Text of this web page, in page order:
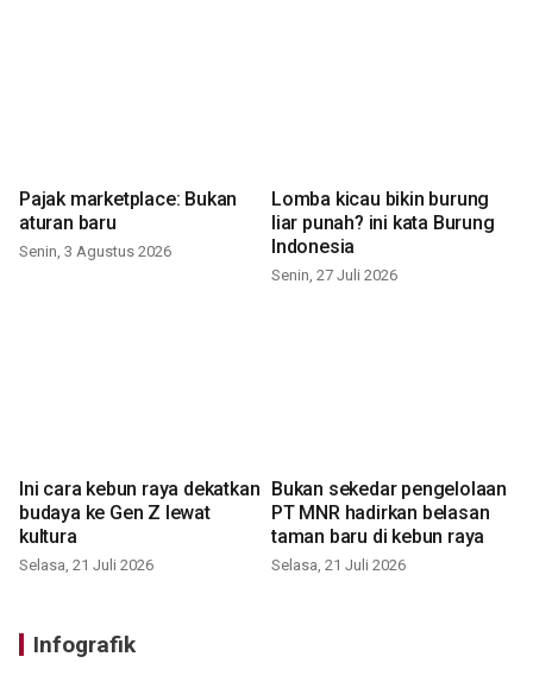
Pajak marketplace: Bukan
aturan baru
Senin, 3 Agustus 2026
Lomba kicau bikin burung
liar punah? ini kata Burung
Indonesia
Senin, 27 Juli 2026
Ini cara kebun raya dekatkan
budaya ke Gen Z lewat
kultura
Selasa, 21 Juli 2026
Bukan sekedar pengelolaan
PT MNR hadirkan belasan
taman baru di kebun raya
Selasa, 21 Juli 2026
Infografik